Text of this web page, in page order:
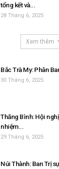
tổng kết và...
28 Tháng 6, 2025
Xem thêm
Bắc Trà My: Phân
30 Tháng 6, 2025
Thăng Bình: Hội
nhiệm...
29 Tháng 6, 2025
Núi Thành: Ban Trị